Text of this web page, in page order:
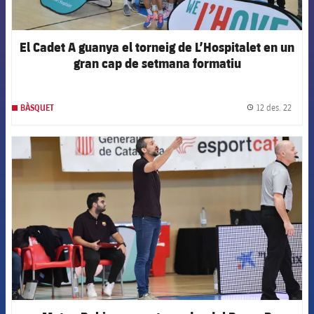
El Cadet A guanya el torneig de L’Hospitalet en un
gran cap de setmana formatiu
BÀSQUET 12 des. 22
FCB Barcelona badge